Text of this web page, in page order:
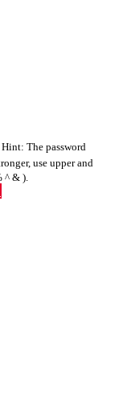
Hint: The password
use upper and
^ & ).